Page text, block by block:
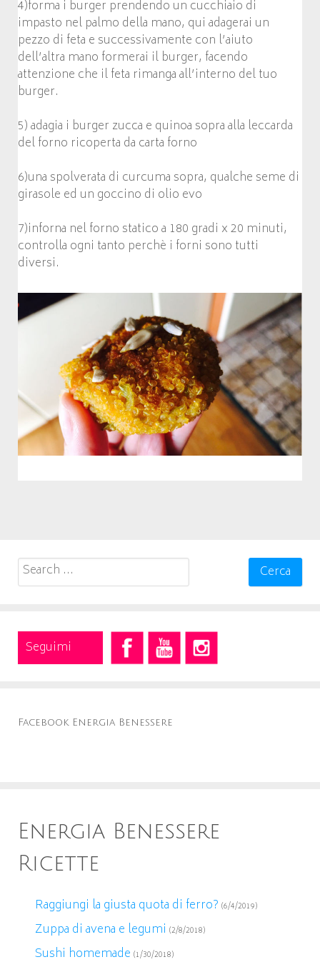
4)forma i burger prendendo un cucchiaio di
impasto nel palmo della mano, qui adagerai un
pezzo di feta e successivamente con l’aiuto
dell’altra mano formerai il burger, facendo
attenzione che il feta rimanga all’interno del tuo
burger.
5) adagia i burger zucca e quinoa sopra alla leccarda
del forno ricoperta da carta forno
6)una spolverata di curcuma sopra, qualche seme di
girasole ed un goccino di olio evo
7)inforna nel forno statico a 180 gradi x 20 minuti,
controlla ogni tanto perchè i forni sono tutti
diversi.
Search
for:
Seguimi
Facebook Energia Benessere
Energia Benessere
Ricette
Raggiungi la giusta quota di ferro? (6/4/2019)
Zuppa di avena e legumi (2/8/2018)
Sushi homemade (1/30/2018)